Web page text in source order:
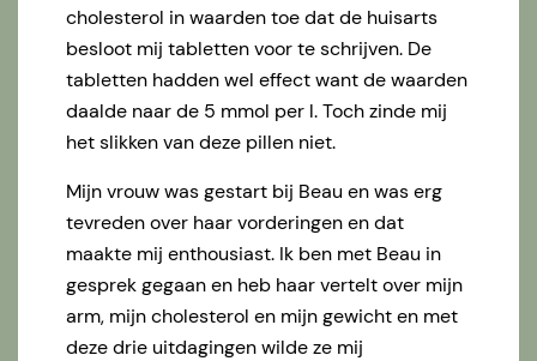
cholesterol in waarden toe dat de huisarts
besloot mij tabletten voor te schrijven. De
tabletten hadden wel effect want de waarden
daalde naar de 5 mmol per l. Toch zinde mij
het slikken van deze pillen niet.
Mijn vrouw was gestart bij Beau en was erg
tevreden over haar vorderingen en dat
maakte mij enthousiast. Ik ben met Beau in
gesprek gegaan en heb haar vertelt over mijn
arm, mijn cholesterol en mijn gewicht en met
deze drie uitdagingen wilde ze mij